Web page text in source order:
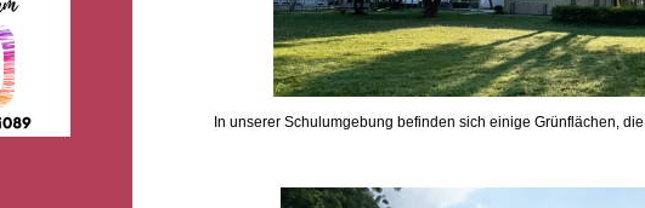
In unserer Schulumgebung befinden sich einige Grünflächen,